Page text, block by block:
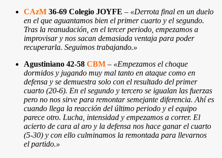
CAzM 36-69 Colegio JOYFE – «Derrota final en un duelo
en el que aguantamos bien el primer cuarto y el segundo.
Tras la reanudación, en el tercer periodo, empezamos a
improvisar y nos sacan demasiada ventaja para poder
recuperarla. Seguimos trabajando.»
Agustiniano 42-58 CBM – «Empezamos el choque
dormidos y jugando muy mal tanto en ataque como en
defensa y se demuestra solo con el resultado del primer
cuarto (20-6). En el segundo y tercero se igualan las fuerzas
pero no nos sirve para remontar semejante diferencia. Ahí es
cuando llega la reacción del último periodo y el equipo
parece otro. Lucha, intensidad y empezamos a correr. El
acierto de cara al aro y la defensa nos hace ganar el cuarto
(5-30) y con ello culminamos la remontada para llevarnos
el partido.»